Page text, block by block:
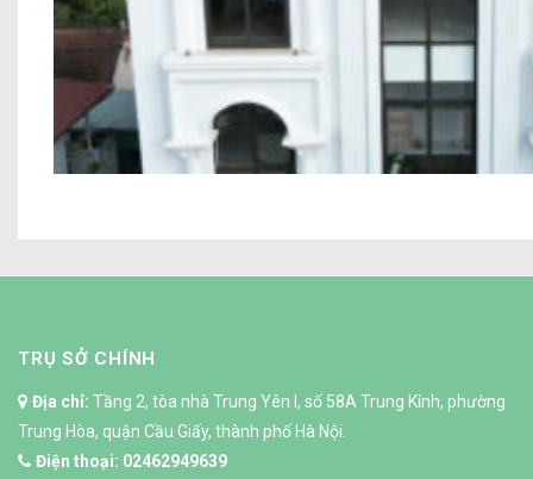
Dự án Biệt thự phố tân cổ điển chú
TRỤ SỞ CHÍNH
Địa chỉ: Tầng 2, tòa nhà Trung Yên I, số 58A Trung Kính, phường
Trung Hòa, quận Cầu Giấy, thành phố Hà Nội.
Điện thoại: 02462949639